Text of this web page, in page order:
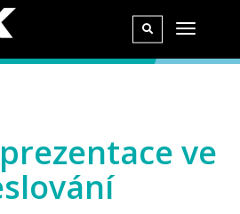
ve